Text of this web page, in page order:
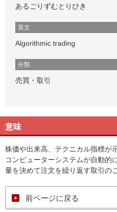
あるごりずむとりひき
英文
Algorithmic trading
分類
売買・取引
意味
株価や出来高、テクニカル指標が
コンピューターシステムが自動的
量を決めて注文を繰り返す取引の
前ページに戻る